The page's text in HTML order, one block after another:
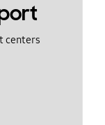
centers